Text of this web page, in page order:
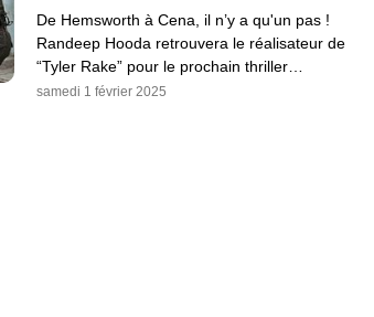
De Hemsworth à Cena, il n’y a qu'un pas !
Randeep Hooda retrouvera le réalisateur de
“Tyler Rake” pour le prochain thriller…
samedi 1 février 2025